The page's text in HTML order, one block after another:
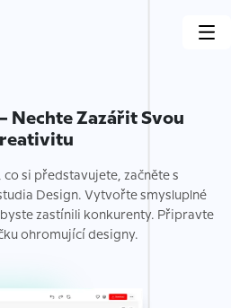
Nechte Zazářit Svou
si představujete, začněte s
Design. Vytvořte smysluplné
zastínili konkurenty. Připravte
ohromující designy.